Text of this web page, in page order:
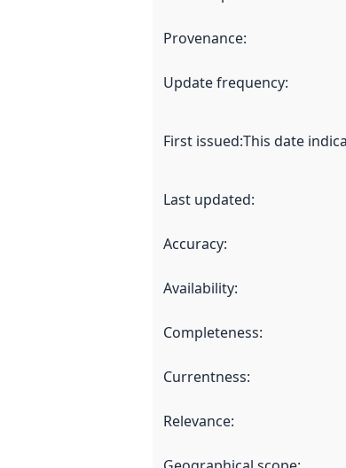
Provenance:
Update frequency:
First issued:This date
Last updated:
Accuracy:
Availability:
Completeness:
Currentness:
Relevance: